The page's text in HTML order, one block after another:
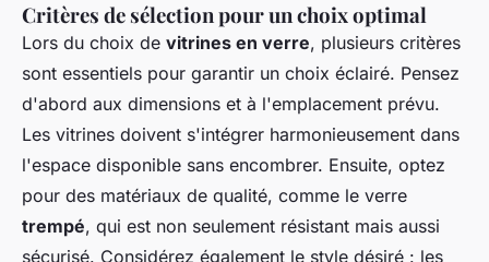
Critères de sélection pour un choix optimal
Lors du choix de vitrines en verre, plusieurs critères
sont essentiels pour garantir un choix éclairé. Pensez
d'abord aux dimensions et à l'emplacement prévu.
Les vitrines doivent s'intégrer harmonieusement dans
l'espace disponible sans encombrer. Ensuite, optez
pour des matériaux de qualité, comme le verre
trempé, qui est non seulement résistant mais aussi
sécurisé. Considérez également le style désiré : les